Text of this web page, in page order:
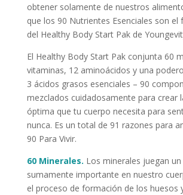
obtener solamente de nuestros
que los 90 Nutrientes Esenciales son el
del Healthy Body Start Pak de
El Healthy Body Start Pak conjunta 60
vitaminas, 12 aminoácidos y una
3 ácidos grasos esenciales – 90
mezclados cuidadosamente para crear
óptima que tu cuerpo necesita para
nunca. Es un total de 91 razones para
90 Para Vivir.
60 Minerales. Los minerales juegan un
sumamente importante en nuestro
el proceso de formación de los huesos